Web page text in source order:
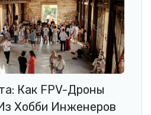
Как FPV-Дроны
Хобби Инженеров